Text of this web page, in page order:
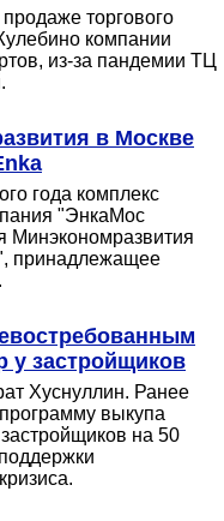
торгового
компании
из-за пандемии ТЦ
в Москве
года комплекс
"ЭнкаМос
Минэкономразвития
принадлежащее
у застройщиков
Хуснуллин. Ранее
выкупа
на 50